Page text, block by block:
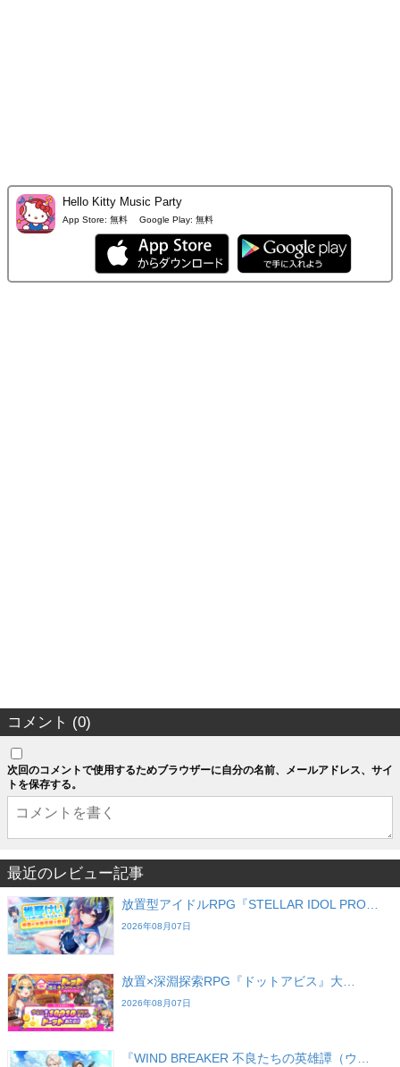
Hello Kitty Music Party
App Store: 無料 Google Play: 無料
コメント (0)
次回のコメントで使用するためブラウザーに自分の名前、メールアドレス、サイ
トを保存する。
最近のレビュー記事
放置型アイドルRPG『STELLAR IDOL PRO…
2026年08月07日
放置×深淵探索RPG『ドットアビス』大…
2026年08月07日
『WIND BREAKER 不良たちの英雄譚（ウ…